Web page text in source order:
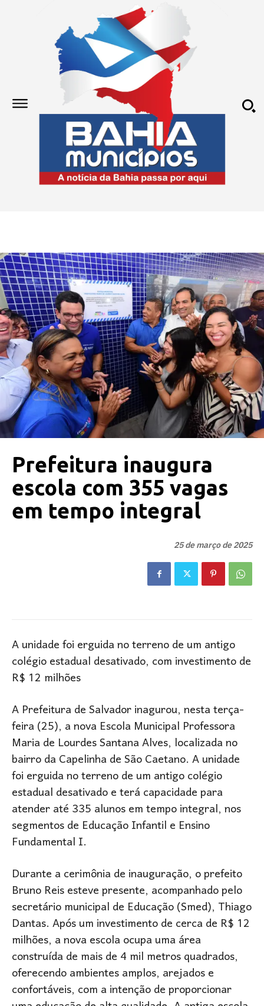
Prefeitura inaugura
escola com 355 vagas
em tempo integral
25 de março de 2025
A unidade foi erguida no terreno de um antigo
colégio estadual desativado, com investimento de
R$ 12 milhões
A Prefeitura de Salvador inagurou, nesta terça-
feira (25), a nova Escola Municipal Professora
Maria de Lourdes Santana Alves, localizada no
bairro da Capelinha de São Caetano. A unidade
foi erguida no terreno de um antigo colégio
estadual desativado e terá capacidade para
atender até 335 alunos em tempo integral, nos
segmentos de Educação Infantil e Ensino
Fundamental I.
Durante a cerimônia de inauguração, o prefeito
Bruno Reis esteve presente, acompanhado pelo
secretário municipal de Educação (Smed), Thiago
Dantas. Após um investimento de cerca de R$ 12
milhões, a nova escola ocupa uma área
construída de mais de 4 mil metros quadrados,
oferecendo ambientes amplos, arejados e
confortáveis, com a intenção de proporcionar